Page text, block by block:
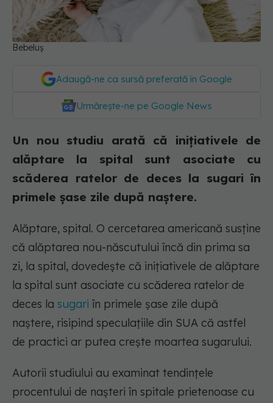
Bebeluș
Adaugă-ne ca sursă preferată în Google
Urmărește-ne pe Google News
Un nou studiu arată că inițiativele de
alăptare la spital sunt asociate cu
scăderea ratelor de deces la sugari în
primele șase zile după naștere.
Alăptare, spital. O cercetarea americană susține
că alăptarea nou-născutului încă din prima sa
zi, la spital, dovedește că inițiativele de alăptare
la spital sunt asociate cu scăderea ratelor de
deces la sugari în primele șase zile după
naștere, risipind speculațiile din SUA că astfel
de practici ar putea crește moartea sugarului.
Autorii studiului au examinat tendințele
procentului de nașteri în spitale prietenoase cu